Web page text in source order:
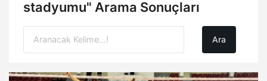
stadyumu" Arama Sonuçları